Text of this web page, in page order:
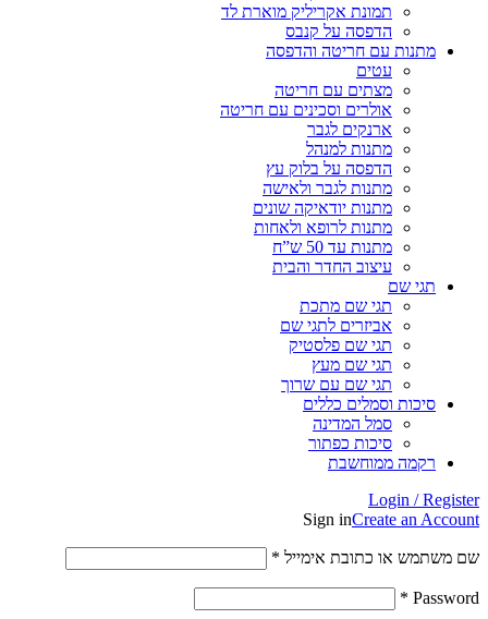
תמונת אקריליק מוארת לד
הדפסה על קנבס
מתנות עם חריטה והדפסה
עטים
מצתים עם חריטה
אולרים וסכינים עם חריטה
ארנקים לגבר
מתנות למנהל
הדפסה על בלוק עץ
מתנות לגבר ולאישה
מתנות יודאיקה שונים
מתנות לרופא ולאחות
מתנות עד 50 ש”ח
עיצוב החדר והבית
תגי שם
תגי שם מתכת
אביזרים לתגי שם
תגי שם פלסטיק
תגי שם מעץ
תגי שם עם שרוך
סיכות וסמלים כללים
סמל המדינה
סיכות כפתור
רקמה ממוחשבת
Login / Register
Sign inCreate an Account
שם משתמש או כתובת אימייל *
Password
*